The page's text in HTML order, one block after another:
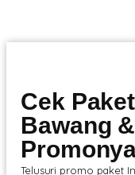
Cek
Bawang
Telusuri promo paket